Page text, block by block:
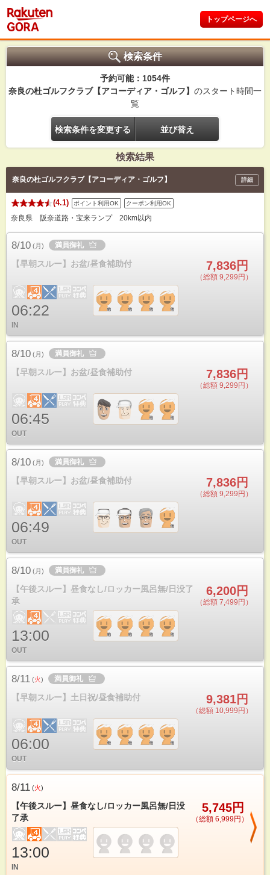
トップページへ
検索条件
予約可能：1054件
奈良の杜ゴルフクラブ【アコーディア・ゴルフ】 のスタート時間一
覧
検索条件を変更する 並び替え
検索結果
奈良の杜ゴルフクラブ【アコーディア・ゴルフ】 詳細
(4.1) ポイント利用OK クーポン利用OK
奈良県 阪奈道路・宝来ランプ 20km以内
8/10 (月) 満員御礼
【早朝スルー】お盆/昼食補助付 7,836円
（総額 9,299円）
06:22
IN
8/10 (月) 満員御礼
【早朝スルー】お盆/昼食補助付 7,836円
（総額 9,299円）
06:45
OUT
8/10 (月) 満員御礼
【早朝スルー】お盆/昼食補助付 7,836円
（総額 9,299円）
06:49
OUT
8/10 (月) 満員御礼
【午後スルー】昼食なし/ロッカー風呂無/日没了
承
6,200円
（総額 7,499円）
13:00
OUT
8/11 (火) 満員御礼
【早朝スルー】土日祝/昼食補助付 9,381円
（総額 10,999円）
06:00
OUT
8/11 (火)
【午後スルー】昼食なし/ロッカー風呂無/日没
了承
5,745円
（総額 6,999円）
13:00
IN